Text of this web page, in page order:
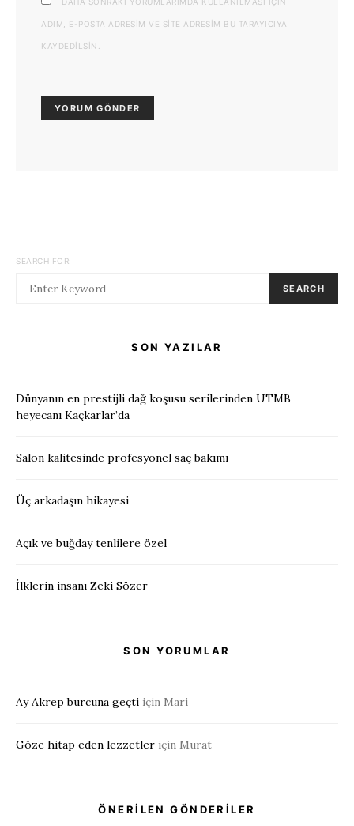
ADIM, E-POSTA ADRESIM VE SITE ADRESIM BU TARAYICIYA
KAYDEDILSIN.
SEARCH FOR:
SEARCH
SON YAZILAR
Dünyanın en prestijli dağ koşusu serilerinden UTMB
heyecanı Kaçkarlar’da
Salon kalitesinde profesyonel saç bakımı
Üç arkadaşın hikayesi
Açık ve buğday tenlilere özel
İlklerin insanı Zeki Sözer
SON YORUMLAR
Ay Akrep burcuna geçti için Mari
Göze hitap eden lezzetler için Murat
ÖNERİLEN GÖNDERİLER